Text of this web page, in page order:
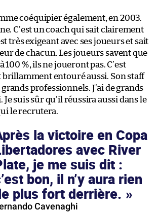
coéquipier également, en 2003.
C’est un coach qui sait clairement
très exigeant avec ses joueurs et sait
de chacun. Les joueurs savent que
100 %, ils ne joueront pas. C’est
entouré aussi. Son staff
professionnels. J’ai de grands
suis sûr qu’il réussira aussi dans le
le recrutera.
la victoire en Copa
avec River
je me suis dit :
bon, il n’y aura rien
plus fort derrière.
Cavenaghi